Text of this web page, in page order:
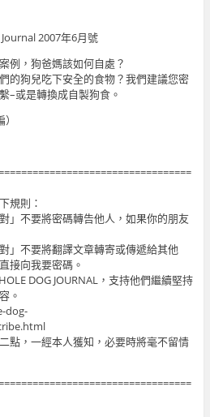
2007年6月號
例，狗爸媽該如何自處？
的狗兒吃下安全的食物？我們建議您密
–或是轉換成自製狗食。
規則：
」不要將密碼轉告他人，如果你的朋友
」不要將翻譯文章轉寄或傳遞給其他
接向我要密碼。
DOG JOURNAL，支持他們繼續堅持
。
dog-
點，一經本人獲知，必要時將毫不留情